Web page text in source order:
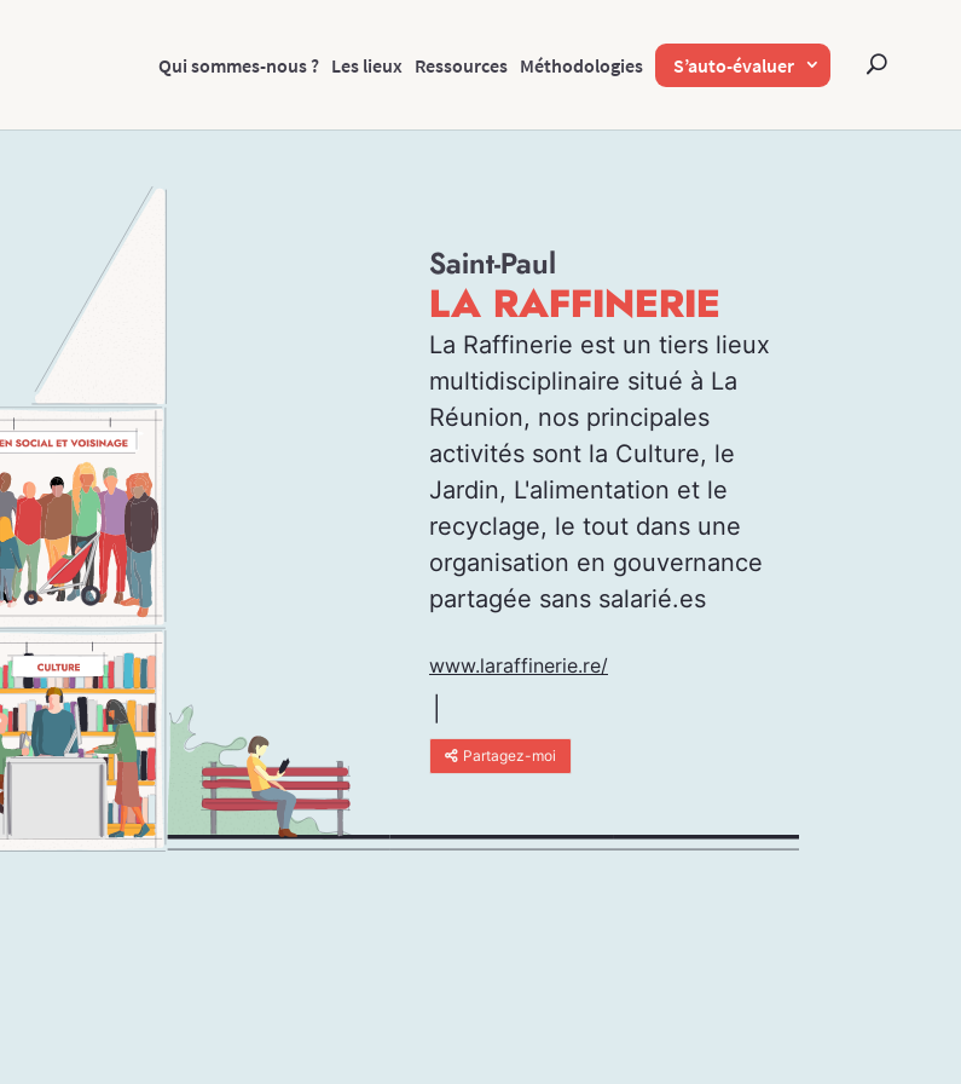
Qui sommes-nous ? Les lieux Ressources Méthodologies S’auto-évaluer
Saint-Paul
LA RAFFINERIE
La Raffinerie est un tiers lieux
multidisciplinaire situé à La
Réunion, nos principales
activités sont la Culture, le
Jardin, L'alimentation et le
recyclage, le tout dans une
organisation en gouvernance
partagée sans salarié.es
www.laraffinerie.re/
Partagez-moi